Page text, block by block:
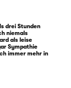
neuen
Was
seinem
das
er im
drei Stunden
niemals
als leise
Sympathie
immer mehr in